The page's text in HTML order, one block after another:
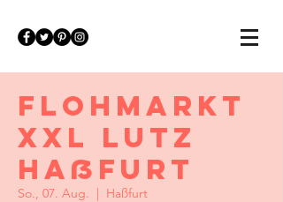
Flohmarkt
XXL Lutz
Haßfurt
So., 07. Aug.
  |
Haßfurt